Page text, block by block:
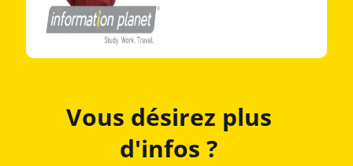
Vous désirez plus
d'infos ?